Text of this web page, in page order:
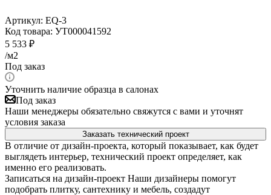
Артикул: EQ-3
Код товара: УТ000041592
5 533 ₽
/м2
Под заказ
Уточнить наличие образца в салонах
Под заказ
Наши менеджеры обязательно свяжутся с вами и уточнят
условия заказа
Заказать технический проект
В отличие от дизайн-проекта, который показывает, как будет
выглядеть интерьер, технический проект определяет, как
именно его реализовать.
Записаться на дизайн-проект Наши дизайнеры помогут
подобрать плитку, сантехнику и мебель, создадут